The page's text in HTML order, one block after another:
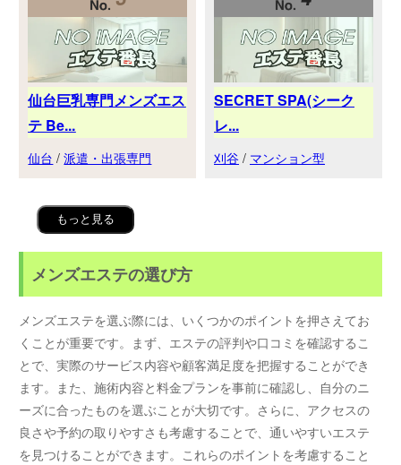
仙台巨乳専門メンズエス
テ Be...
仙台 /派遣・出張専門
SECRET SPA(シーク
レ...
刈谷 / マンション型
もっと見る
メンズエステの選び方
メンズエステを選ぶ際には、いくつかのポイントを押さえてお
くことが重要です。まず、エステの評判や口コミを確認するこ
とで、実際のサービス内容や顧客満足度を把握することができ
ます。また、施術内容と料金プランを事前に確認し、自分のニ
ーズに合ったものを選ぶことが大切です。さらに、アクセスの
良さや予約の取りやすさも考慮することで、通いやすいエステ
を見つけることができます。これらのポイントを考慮すること